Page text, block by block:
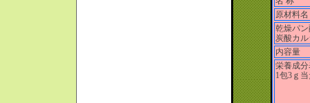
原材料名
乾燥パ
炭酸カ
内容量
栄養成
1包3ｇ